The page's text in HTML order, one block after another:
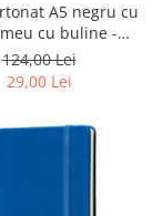
A5 negru cu
cu buline -
PTN NOT-6-KP-
52-9195
124,00 Lei
29,00 Lei